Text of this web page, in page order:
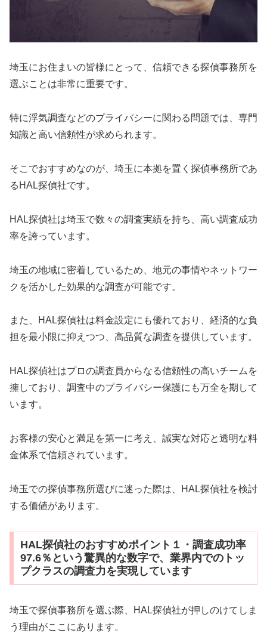
埼玉にお住まいの皆様にとって、信頼できる探偵事務所を
選ぶことは非常に重要です。
特に浮気調査などのプライバシーに関わる問題では、専門
知識と高い信頼性が求められます。
そこでおすすめなのが、埼玉に本拠を置く探偵事務所であ
るHAL探偵社です。
HAL探偵社は埼玉で数々の調査実績を持ち、高い調査成功
率を誇っています。
埼玉の地域に密着しているため、地元の事情やネットワー
クを活かした効果的な調査が可能です。
また、HAL探偵社は料金設定にも優れており、経済的な負
担を最小限に抑えつつ、高品質な調査を提供しています。
HAL探偵社はプロの調査員からなる信頼性の高いチームを
擁しており、調査中のプライバシー保護にも万全を期して
います。
お客様の安心と満足を第一に考え、誠実な対応と透明な料
金体系で信頼されています。
埼玉での探偵事務所選びに迷った際は、HAL探偵社を検討
する価値があります。
HAL探偵社のおすすめポイント１・調査成功率
97.6％という驚異的な数字で、業界内でのトッ
プクラスの調査力を実現しています
埼玉で探偵事務所を選ぶ際、HAL探偵社が押しのけてしま
う理由がここにあります。